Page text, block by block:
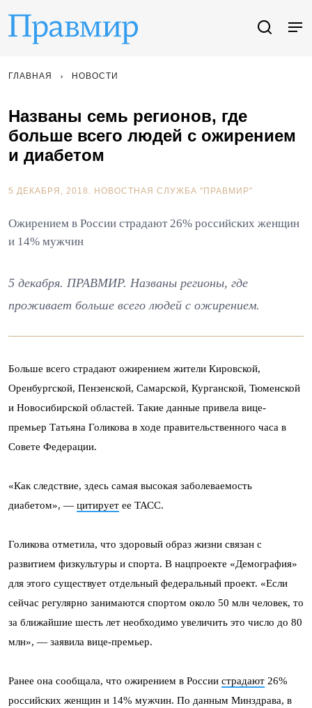
ГЛАВНАЯ НОВОСТИ
Названы семь регионов, где
больше всего людей с ожирением
и диабетом
5 ДЕКАБРЯ, 2018. НОВОСТНАЯ СЛУЖБА "ПРАВМИР"
Ожирением в России страдают 26% российских женщин
и 14% мужчин
5 декабря. ПРАВМИР. Названы регионы, где
проживает больше всего людей с ожирением.
Больше всего страдают ожирением жители Кировской,
Оренбургской, Пензенской, Самарской, Курганской, Тюменской
и Новосибирской областей. Такие данные привела вице-
премьер Татьяна Голикова в ходе правительственного часа в
Совете Федерации.
«Как следствие, здесь самая высокая заболеваемость
диабетом», — цитирует ее ТАСС.
Голикова отметила, что здоровый образ жизни связан с
развитием физкультуры и спорта. В нацпроекте «Демография»
для этого существует отдельный федеральный проект. «Если
сейчас регулярно занимаются спортом около 50 млн человек, то
за ближайшие шесть лет необходимо увеличить это число до 80
млн», — заявила вице-премьер.
Ранее она сообщала, что ожирением в России страдают 26%
российских женщин и 14% мужчин. По данным Минздрава, в